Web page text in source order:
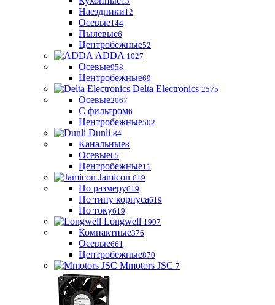
Наездники12
Осевые144
Пылевые6
Центробежные52
ADDA 1027
Осевые958
Центробежные69
Delta Electronics 2575
Осевые2067
С фильтром6
Центробежные502
Dunli 84
Канальные8
Осевые65
Центробежные11
Jamicon 619
По размеру619
По типу корпуса619
По току619
Longwell 1907
Компактные376
Осевые661
Центробежные870
Mmotors JSC 7